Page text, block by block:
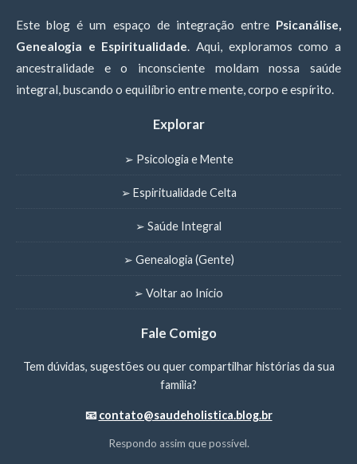
Este blog é um espaço de integração entre Psicanálise,
Genealogia e Espiritualidade. Aqui, exploramos como a
ancestralidade e o inconsciente moldam nossa saúde
integral, buscando o equilíbrio entre mente, corpo e espírito.
Explorar
➢ Psicologia e Mente
➢ Espiritualidade Celta
➢ Saúde Integral
➢ Genealogia (Gente)
➢ Voltar ao Início
Fale Comigo
Tem dúvidas, sugestões ou quer compartilhar histórias da sua
família?
📧 contato@saudeholistica.blog.br
Respondo assim que possível.